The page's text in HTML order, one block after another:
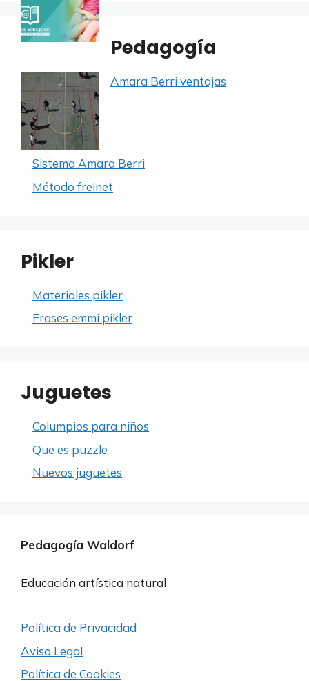
Pedagogía
Amara Berri ventajas
Sistema Amara Berri
Método freinet
Pikler
Materiales pikler
Frases emmi pikler
Juguetes
Columpios para niños
Que es puzzle
Nuevos juguetes
Pedagogía Waldorf
Educación artística natural
Política de Privacidad
Aviso Legal
Política de Cookies